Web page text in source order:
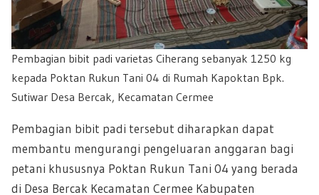
Pembagian bibit padi varietas Ciherang sebanyak 1250 kg
kepada Poktan Rukun Tani 04 di Rumah Kapoktan Bpk.
Sutiwar Desa Bercak, Kecamatan Cermee
Pembagian bibit padi tersebut diharapkan dapat
membantu mengurangi pengeluaran anggaran bagi
petani khususnya Poktan Rukun Tani 04 yang berada
di Desa Bercak Kecamatan Cermee Kabupaten